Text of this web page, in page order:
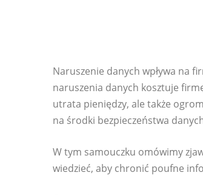
Naruszenie danych wpływa na
naruszenia danych kosztuje
utrata pieniędzy, ale także
na środki bezpieczeństwa
W tym samouczku omówimy
wiedzieć, aby chronić poufne